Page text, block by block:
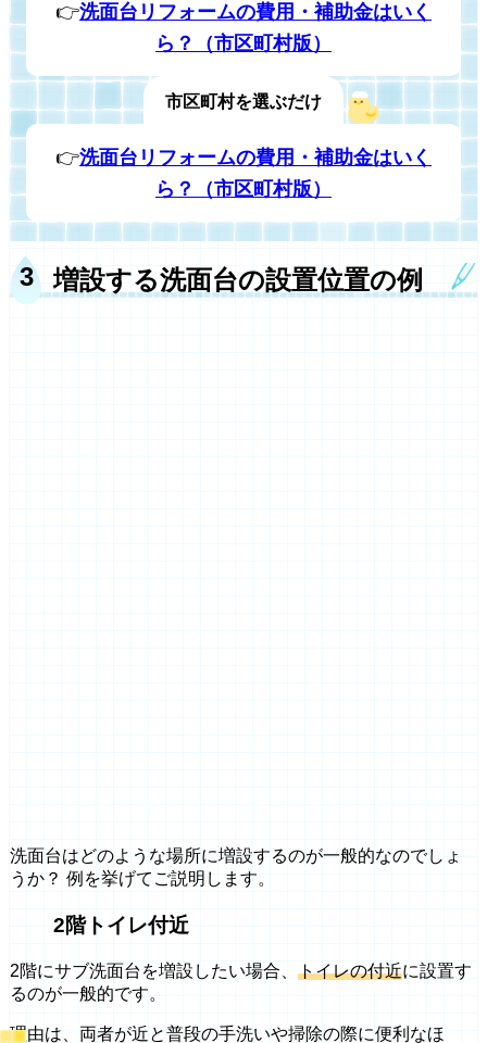
👉洗面台リフォームの費用・補助金はいく
ら？（市区町村版）
市区町村を選ぶだけ
👉洗面台リフォームの費用・補助金はいく
ら？（市区町村版）
増設する洗面台の設置位置の例
洗面台はどのような場所に増設するのが一般的なのでしょ
うか？ 例を挙げてご説明します。
2階トイレ付近
2階にサブ洗面台を増設したい場合、 トイレの付近に設置す
るのが一般的です。
理由は、両者が近と普段の手洗いや掃除の際に便利なほ